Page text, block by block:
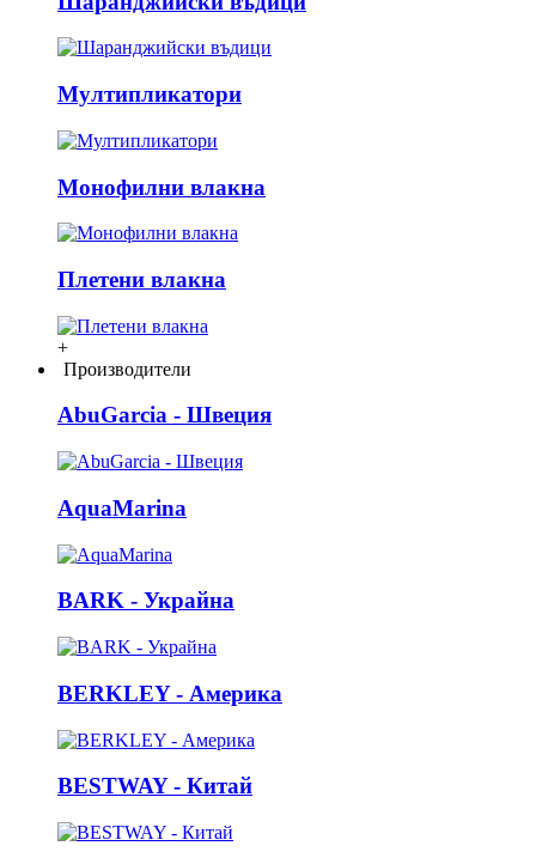
Мултипликатори
Монофилни влакна
Плетени влакна
+
Производители
AbuGarcia - Швеция
AquaMarina
BARK - Украйна
BERKLEY - Америка
BESTWAY - Китай